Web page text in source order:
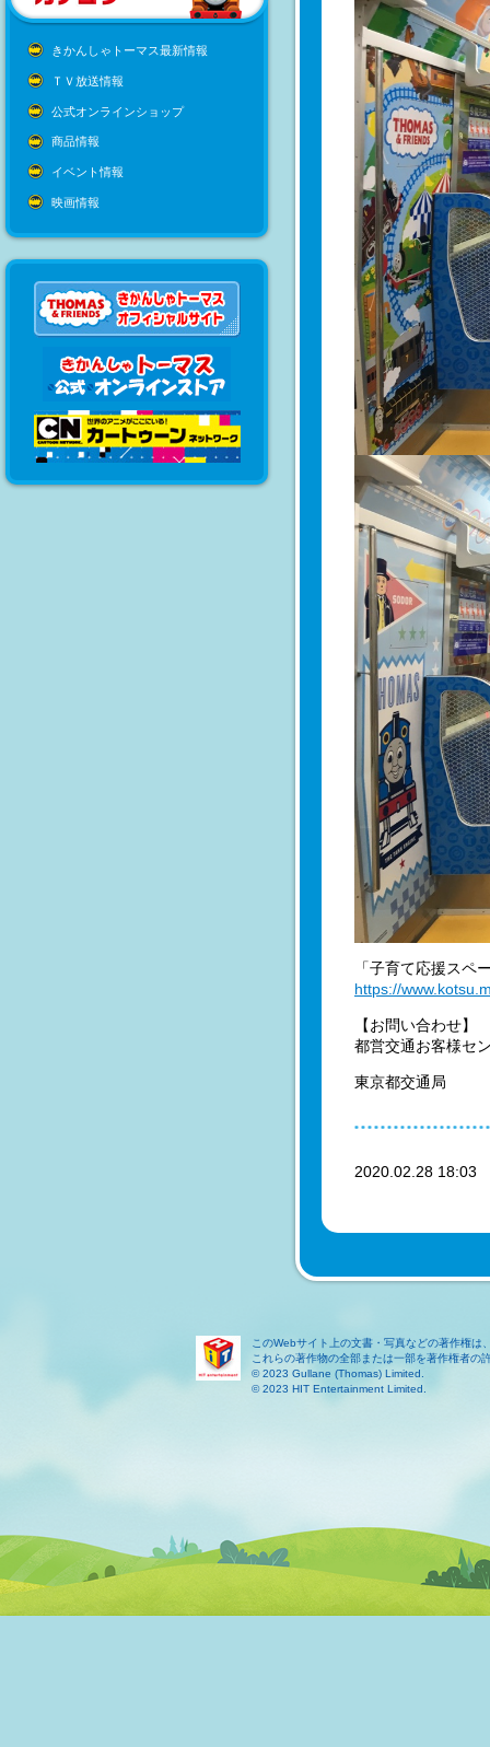
きかんしゃトーマス最新情報
ＴＶ放送情報
公式オンラインショップ
商品情報
イベント情報
映画情報
「子育て応援スペ
https://
【お問い合わせ】
都営交通お客様セ
東京都交通局
2020.02.28
このWebサイト上の文書・写真などの著作権
これらの著作物の全部または一部を著作権者の
© 2023 Gullane (Thomas) Limited.
© 2023 HIT Entertainment Limited.